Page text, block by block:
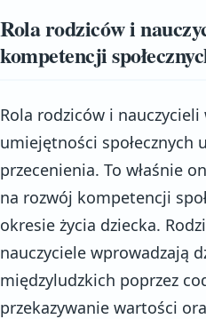
Rola rodziców i
kompetencji
Rola rodziców i nauczycieli
umiejętności społecznych
przecenienia. To właśnie
na rozwój kompetencji
okresie życia dziecka.
nauczyciele wprowadzają
międzyludzkich poprzez
przekazywanie wartości